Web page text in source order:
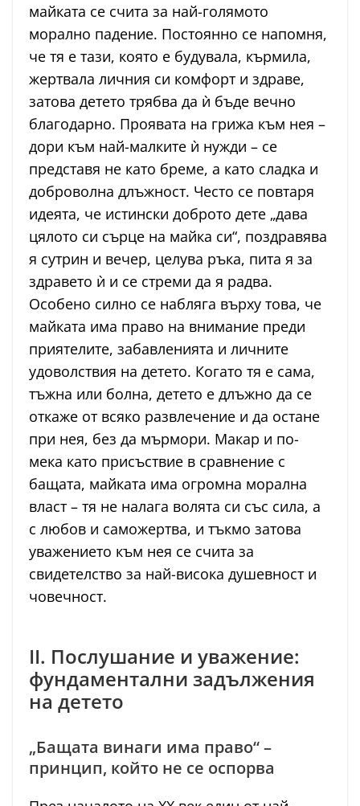
майката се счита за най-голямото
морално падение. Постоянно се напомня,
че тя е тази, която е будувала, кърмила,
жертвала личния си комфорт и здраве,
затова детето трябва да ѝ бъде вечно
благодарно. Проявата на грижа към нея –
дори към най-малките ѝ нужди – се
представя не като бреме, а като сладка и
доброволна длъжност. Често се повтаря
идеята, че истински доброто дете „дава
цялото си сърце на майка си“, поздравява
я сутрин и вечер, целува ръка, пита я за
здравето ѝ и се стреми да я радва.
Особено силно се набляга върху това, че
майката има право на внимание преди
приятелите, забавленията и личните
удоволствия на детето. Когато тя е сама,
тъжна или болна, детето е длъжно да се
откаже от всяко развлечение и да остане
при нея, без да мърмори. Макар и по-
мека като присъствие в сравнение с
бащата, майката има огромна морална
власт – тя не налага волята си със сила, а
с любов и саможертва, и тъкмо затова
уважението към нея се счита за
свидетелство за най-висока душевност и
човечност.
II. Послушание и уважение:
фундаментални задължения
на детето
„Бащата винаги има право“ –
принцип, който не се оспорва